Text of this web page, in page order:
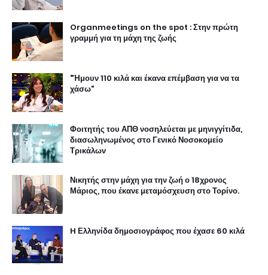
Organmeetings on the spot : Στην πρώτη
γραμμή για τη μάχη της ζωής
"Ήμουν 110 κιλά και έκανα επέμβαση για να τα
χάσω"
Φοιτητής του ΑΠΘ νοσηλεύεται με μηνιγγίτιδα,
διασωληνωμένος στο Γενικό Νοσοκομείο
Τρικάλων
Νικητής στην μάχη για την ζωή ο 18χρονος
Μάριος, που έκανε μεταμόσχευση στο Τορίνο.
H Ελληνίδα δημοσιογράφος που έχασε 60 κιλά